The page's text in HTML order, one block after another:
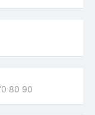
80 90